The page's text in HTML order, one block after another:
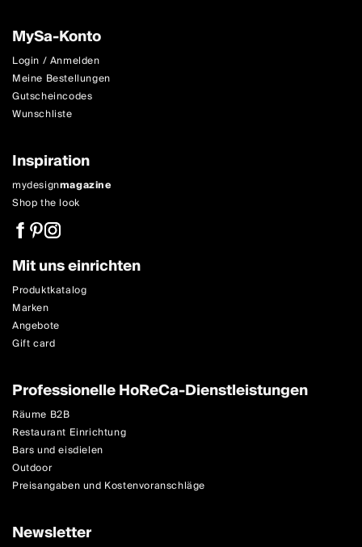
MySa-Konto
Login / Anmelden
Meine Bestellungen
Gutscheincodes
Wunschliste
Inspiration
mydesignmagazine
Shop the look
Mit uns einrichten
Produktkatalog
Marken
Angebote
Gift card
Professionelle HoReCa-Dienstleistungen
Räume B2B
Restaurant Einrichtung
Bars und eisdielen
Outdoor
Preisangaben und Kostenvoranschläge
Newsletter